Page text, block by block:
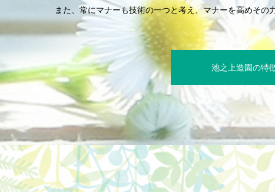
また、常にマナーも技術の一つと考え、マナーを高めその
池之上造園の特